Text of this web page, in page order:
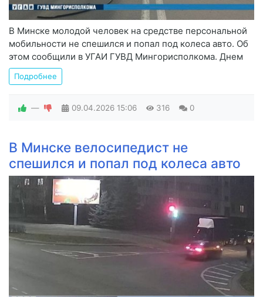
В Минске молодой человек на средстве персональной
мобильности не спешился и попал под колеса авто. Об
этом сообщили в УГАИ ГУВД Мингорисполкома. Днем
Подробнее
— 09.04.2026 15:06 316 0
В Минске велосипедист не
спешился и попал под колеса авто